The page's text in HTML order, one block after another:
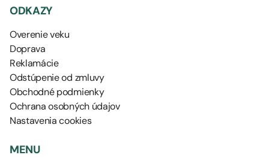
ODKAZY
Overenie veku
Doprava
Reklamácie
Odstúpenie od zmluvy
Obchodné podmienky
Ochrana osobných údajov
Nastavenia cookies
MENU